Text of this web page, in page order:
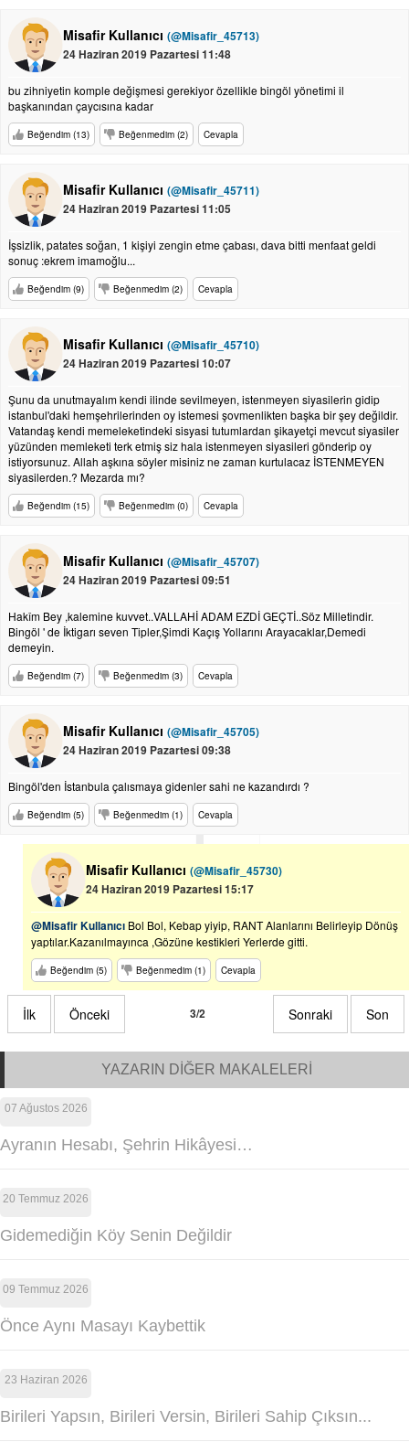
Misafir Kullanıcı (@Misafir_45713)
24 Haziran 2019 Pazartesi 11:48
bu zihniyetin komple değişmesi gerekiyor özellikle bingöl yönetimi il
başkanından çaycısına kadar
Beğendim (13) Beğenmedim (2) Cevapla
Misafir Kullanıcı (@Misafir_45711)
24 Haziran 2019 Pazartesi 11:05
İşsizlik, patates soğan, 1 kişiyi zengin etme çabası, dava bitti menfaat geldi
sonuç :ekrem imamoğlu...
Beğendim (9) Beğenmedim (2) Cevapla
Misafir Kullanıcı (@Misafir_45710)
24 Haziran 2019 Pazartesi 10:07
Şunu da unutmayalım kendi ilinde sevilmeyen, istenmeyen siyasilerin gidip
istanbul'daki hemşehrilerinden oy istemesi şovmenlikten başka bir şey değildir.
Vatandaş kendi memeleketindeki sisyasi tutumlardan şikayetçi mevcut siyasiler
yüzünden memleketi terk etmiş siz hala istenmeyen siyasileri gönderip oy
istiyorsunuz. Allah aşkına söyler misiniz ne zaman kurtulacaz İSTENMEYEN
siyasilerden.? Mezarda mı?
Beğendim (15) Beğenmedim (0) Cevapla
Misafir Kullanıcı (@Misafir_45707)
24 Haziran 2019 Pazartesi 09:51
Hakîm Bey ,kalemine kuvvet..VALLAHİ ADAM EZDİ GEÇTİ..Söz Milletindir.
Bingöl ' de İktigarı seven Tipler,Şimdi Kaçış Yollarını Arayacaklar,Demedi
demeyin.
Beğendim (7) Beğenmedim (3) Cevapla
Misafir Kullanıcı (@Misafir_45705)
24 Haziran 2019 Pazartesi 09:38
Bingöl'den İstanbula çalısmaya gidenler sahi ne kazandırdı ?
Beğendim (5) Beğenmedim (1) Cevapla
Misafir Kullanıcı (@Misafir_45730)
24 Haziran 2019 Pazartesi 15:17
@Misafir Kullanıcı Bol Bol, Kebap yiyip, RANT Alanlarını Belirleyip Dönüş
yaptılar.Kazanılmayınca ,Gözüne kestikleri Yerlerde gitti.
Beğendim (5) Beğenmedim (1) Cevapla
İlk Önceki 3/2 Sonraki Son
YAZARIN DİĞER MAKALELERİ
07 Ağustos 2026
Ayranın Hesabı, Şehrin Hikâyesi…
20 Temmuz 2026
Gidemediğin Köy Senin Değildir
09 Temmuz 2026
Önce Aynı Masayı Kaybettik
23 Haziran 2026
Birileri Yapsın, Birileri Versin, Birileri Sahip Çıksın...